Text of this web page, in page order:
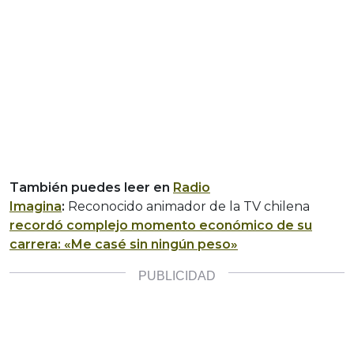
También puedes leer en Radio
Imagina: Reconocido animador de la TV chilena
recordó complejo momento económico de su
carrera: «Me casé sin ningún peso»